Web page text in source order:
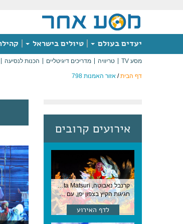
יעדים בעולם טיולים בישראל
מסע TV טריוויה מדריכים דיגיטליים הכנות לנסיעה
דף הבית/ אזור האמנות 798
אירועים קרובים
קרנבל נאבוטה, Nebuta Matsuri ,יפן
חגיגות הקיץ בצפון יפן, עם תהלוכות ענק, ריקודים וזיקוקים. 6-2 באוגוסט, יפן
לדף האירוע